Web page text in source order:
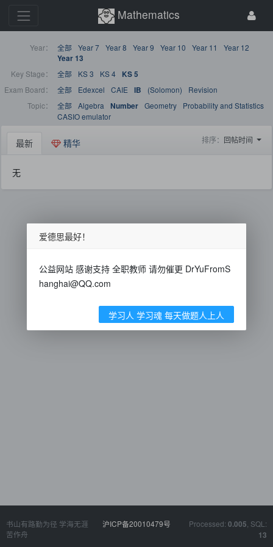
Mathematics
Year： 全部 Year 7 Year 8 Year 9 Year 10 Year 11
Year 12
Year 13
Key Stage：
全部 KS 3 KS 4
KS 5
Exam Board：
全部 Edexcel CAIE IB (Solomon)
Revision
Topic：
全部 Algebra Number Geometry
Probability and Statistics
CASIO emulator
最新 精华 排序： 回帖时间
无
书山有路勤为径 学海无涯
苦作舟
沪ICP备20010479号 Processed: 0.005 , SQL:
13
爱德思最好！
公益网站 感谢支持 全职教师 请勿催更 DrYuFromS
hanghai@QQ.com
学习人 学习魂 每天做题人上人